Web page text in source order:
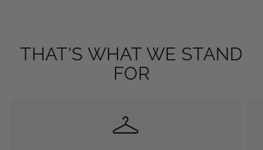
THAT'S WHAT WE STAND
FOR